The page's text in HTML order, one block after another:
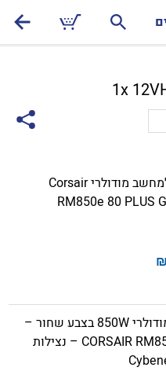
ספק כוח למחשב מודולרי Corsair
RM850e 80 PLUS
₪
ספק כוח מודולרי 850W בצבע שחור –
CORSAIR RM850x SHIFT – נצילות